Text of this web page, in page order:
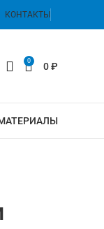
КОНТАКТЫ
0 0₽